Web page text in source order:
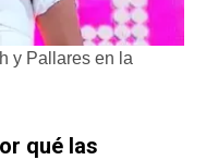
y Pallares en la
qué las